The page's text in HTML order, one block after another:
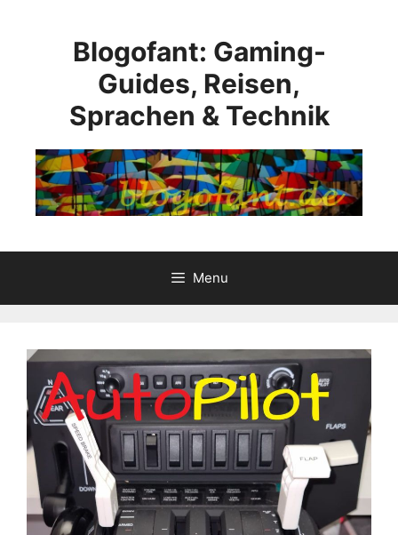
Blogofant: Gaming-
Guides, Reisen,
Sprachen & Technik
Menu